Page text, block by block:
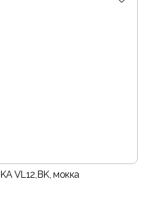
VL12,BK, мокка